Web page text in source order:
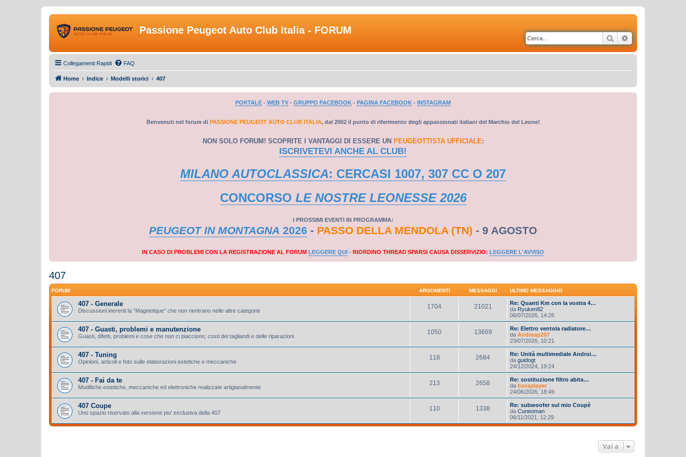
Passione Peugeot Auto Club Italia - FORUM
Cerca
Collegamenti Rapidi FAQ
Home Indice Modelli storici 407
PORTALE - WEB TV - GRUPPO FACEBOOK - PAGINA FACEBOOK - INSTAGRAM
Benvenuti nel forum di PASSIONE PEUGEOT AUTO CLUB ITALIA, dal 2002 il punto di riferimento degli appassionati italiani del Marchio del Leone!
NON SOLO FORUM! SCOPRITE I VANTAGGI DI ESSERE UN PEUGEOTTISTA UFFICIALE:
ISCRIVETEVI ANCHE AL CLUB!
MILANO AUTOCLASSICA: CERCASI 1007, 307 CC O 207
CONCORSO LE NOSTRE LEONESSE 2026
I PROSSIMI EVENTI IN PROGRAMMA:
PEUGEOT IN MONTAGNA 2026 - PASSO DELLA MENDOLA (TN) - 9 AGOSTO
IN CASO DI PROBLEMI CON LA REGISTRAZIONE AL FORUM LEGGERE QUI - RIORDINO THREAD SPARSI CAUSA DISSERVIZIO: LEGGERE L'AVVISO
407
FORUM ARGOMENTI MESSAGGI ULTIMO MESSAGGIO
407 - Generale
Discussioni inerenti la "Magnetique" che non rientrano nelle altre categorie
1704 21021
Re: Quanti Km con la vostra 4…
da Ryuken82
06/07/2026, 14:26
407 - Guasti, problemi e manutenzione
Guasti, difetti, problemi e cose che non ci piacciono; costi dei tagliandi e delle riparazioni
1050 13669
Re: Elettro ventola radiatore…
da Andreap207
23/07/2026, 10:21
407 - Tuning
Opinioni, articoli e foto sulle elaborazioni estetiche e meccaniche
118 2684
Re: Unità multimediale Androi…
da guidogt
24/12/2024, 19:24
407 - Fai da te
Modifiche estetiche, meccaniche ed elettroniche realizzate artigianalmente
213 2658
Re: sostituzione filtro abita…
da bassplayer
24/06/2026, 18:49
407 Coupe
Uno spazio riservato alla versione piu' esclusiva della 407
110 1338
Re: subwoofer sul mio Coupè
da Cuneoman
06/11/2021, 12:29
Vai a